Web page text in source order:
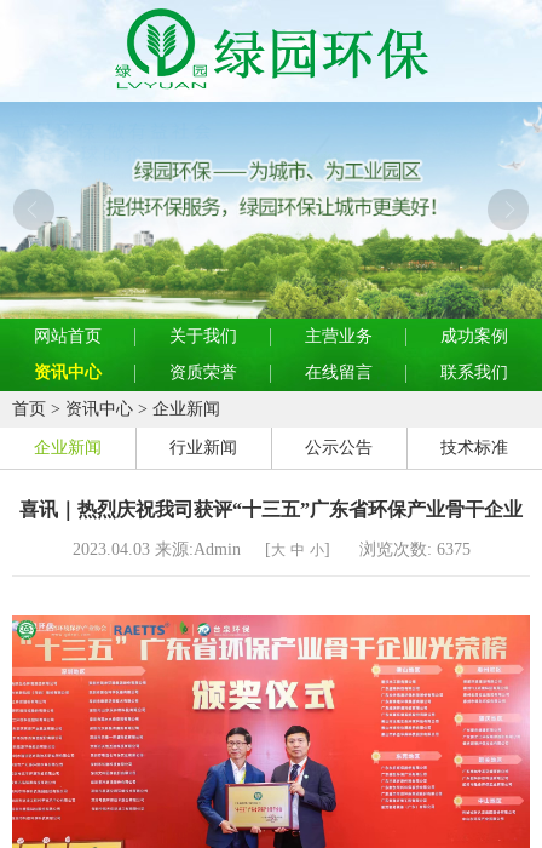
网站首页 关于我们 主营业务
成功案例
资讯中心
资质荣誉 在线留言
联系我们
首页 > 资讯中心 > 企业新闻
企业新闻 行业新闻 公示公告 技术标准
喜讯｜热烈庆祝我司获评“十三五”广东省环保产业骨干企业
2023.04.03 来源:Admin [大 中 小] 浏览次数: 6375